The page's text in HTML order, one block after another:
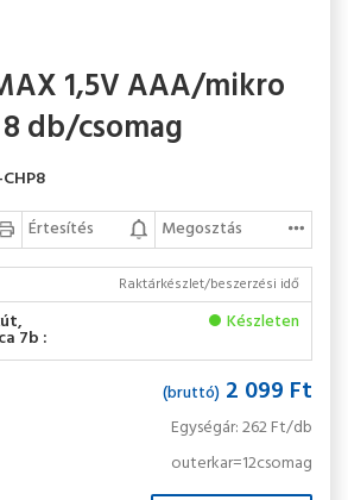
1,5V AAA/mikro
db/csomag
Értesítés Megosztás
Raktárkészlet/beszerzési idő
7b :
Készleten
(bruttó) 2 099 Ft
Egységár: 262 Ft/db
outerkar=12csomag